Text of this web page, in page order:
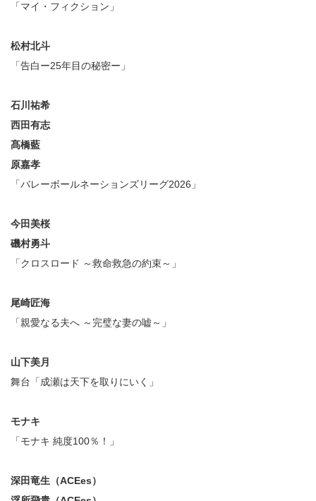
「マイ・フィクション」
松村北斗
「告白ー25年目の秘密ー」
石川祐希
西田有志
髙橋藍
原嘉孝
「バレーボールネーションズリーグ2026」
今田美桜
磯村勇斗
「クロスロード ～救命救急の約束～」
尾崎匠海
「親愛なる夫へ ～完璧な妻の嘘～」
山下美月
舞台「成瀬は天下を取りにいく」
モナキ
「モナキ 純度100％！」
深田竜生（ACEes）